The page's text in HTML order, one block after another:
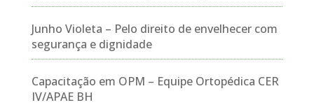
Junho Violeta – Pelo direito de envelhecer com
segurança e dignidade
Capacitação em OPM – Equipe Ortopédica CER
IV/APAE BH